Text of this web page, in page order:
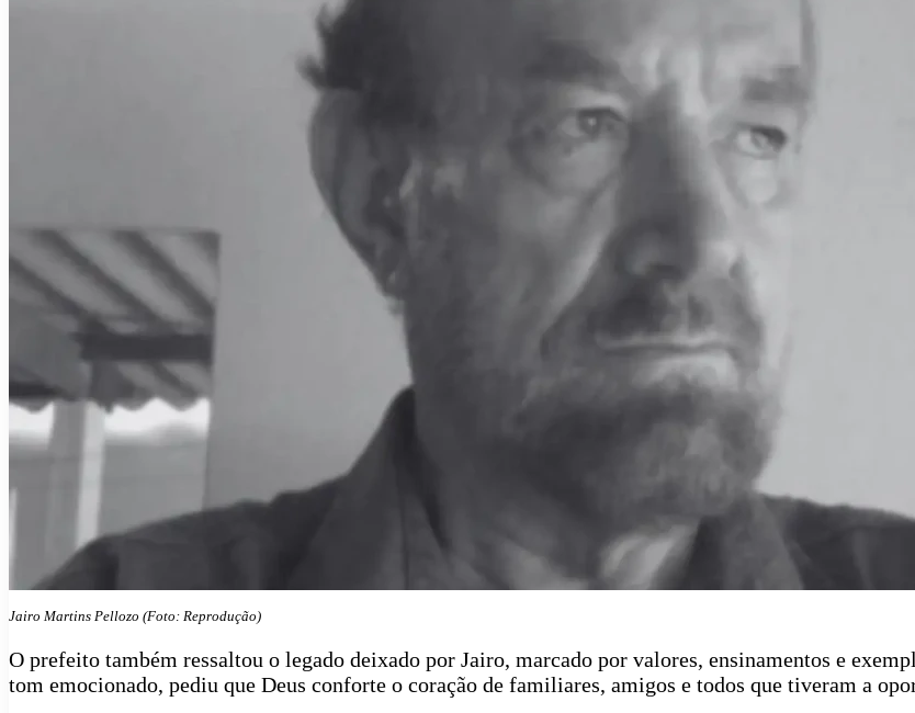
Jairo Martins Pellozo (Foto: Reprodução)
O prefeito também ressaltou o legado deixado por Jairo, marcado por valores, ensinamentos e
tom emocionado, pediu que Deus conforte o coração de familiares, amigos e todos que tiveram a